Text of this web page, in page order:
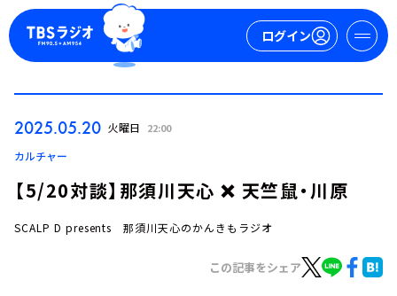
ログイン
2025.05.20 火曜日 22:00
カルチャー
【5/20対談】那須川天心 ❌ 天竺鼠・川原
SCALP D presents 那須川天心のかんきもラジオ
この記事をシェア